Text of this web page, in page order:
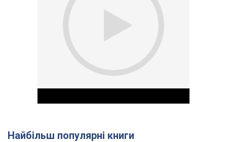
Найбільш популярні книги